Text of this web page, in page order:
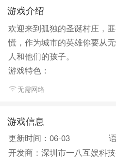
游戏介绍
欢迎来到孤独的圣诞村庄，
慌，作为城市的英雄你要从
人和他们的孩子。
游戏特色：
1.缓解军事压力，并与当地警
正义的制
无需网络
游戏信息
更新时间：06-03
开发商：深圳市一八互娱科